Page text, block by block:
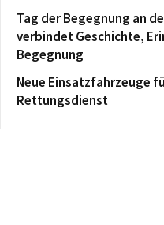
Tag der Begegnung an
verbindet Geschichte,
Begegnung
Neue Einsatzfahrzeuge
Rettungsdienst